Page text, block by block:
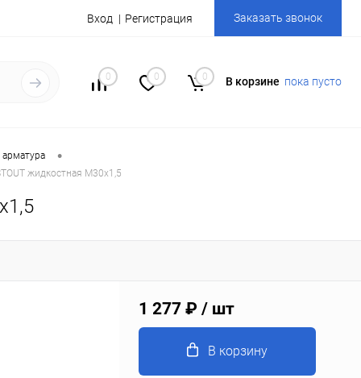
Вход Регистрация Заказать звонок
0 0 0 В корзине пока пусто
•
жидкостная M30x1,5
1 277 ₽ / шт
В корзину